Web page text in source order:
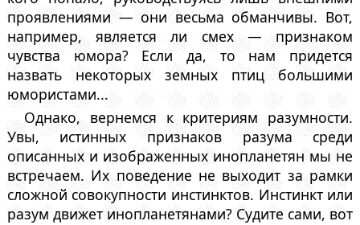
проявлениями — они весьма обманчивы. Вот,
например, является ли смех — признаком
чувства юмора? Если да, то нам придется
назвать некоторых земных птиц большими
юмористами...
Однако, вернемся к критериям разумности.
Увы, истинных признаков разума среди
описанных и изображенных инопланетян мы не
встречаем. Их поведение не выходит за рамки
сложной совокупности инстинктов. Инстинкт или
разум движет инопланетянами? Судите сами, вот